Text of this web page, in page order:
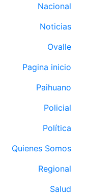
Nacional
Noticias
Ovalle
Pagina inicio
Paihuano
Policial
Política
Quienes Somos
Regional
Salud